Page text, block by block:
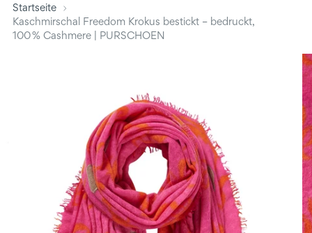
Startseite
Kaschmirschal Freedom Krokus bestickt – bedruckt,
100 % Cashmere | PURSCHOEN